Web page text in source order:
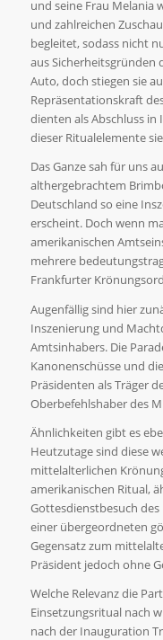
und seine Frau Melania
und zahlreichen
begleitet, sodass nicht
aus Sicherheitsgründen
Auto, doch stiegen sie
Repräsentationskraft
dienten als Abschluss
dieser Ritualelemente
Das Ganze sah für uns
althergebrachtem
Deutschland so eine
erscheint. Doch wenn
amerikanischen
mehrere
Frankfurter
Augenfällig sind hier
Inszenierung und
Amtsinhabers. Die
Kanonenschüsse und
Präsidenten als Träger
Oberbefehlshaber des
Ähnlichkeiten gibt es
Heutzutage sind diese
mittelalterlichen
amerikanischen Ritual,
Gottesdienstbesuch
einer übergeordneten
Gegensatz zum
Präsident jedoch ohne
Welche Relevanz die
Einsetzungsritual nach
nach der Inauguration